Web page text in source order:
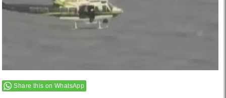
Share this on WhatsApp